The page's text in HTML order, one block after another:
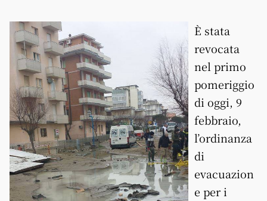
È stata
revocata
nel primo
pomeriggio
di oggi, 9
febbraio,
l’ordinanza
di
evacuazion
e per i